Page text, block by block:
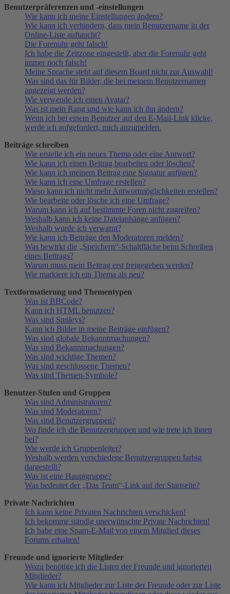
Benutzerpräferenzen und -einstellungen
Wie kann ich meine Einstellungen ändern?
Wie kann ich verhindern, dass mein Benutzername in der
Online-Liste auftaucht?
Die Forenuhr geht falsch!
Ich habe die Zeitzone eingestellt, aber die Forenuhr geht
immer noch falsch!
Meine Sprache steht auf diesem Board nicht zur Auswahl!
Was sind das für Bilder, die bei meinem Benutzernamen
angezeigt werden?
Wie verwende ich einen Avatar?
Was ist mein Rang und wie kann ich ihn ändern?
Wenn ich bei einem Benutzer auf den E-Mail-Link klicke,
werde ich aufgefordert, mich anzumelden.
Beiträge schreiben
Wie erstelle ich ein neues Thema oder eine Antwort?
Wie kann ich einen Beitrag bearbeiten oder löschen?
Wie kann ich meinem Beitrag eine Signatur anfügen?
Wie kann ich eine Umfrage erstellen?
Wieso kann ich nicht mehr Antwortmöglichkeiten erstellen?
Wie bearbeite oder lösche ich eine Umfrage?
Warum kann ich auf bestimmte Foren nicht zugreifen?
Weshalb kann ich keine Dateianhänge anfügen?
Weshalb wurde ich verwarnt?
Wie kann ich Beiträge den Moderatoren melden?
Was bewirkt die „Speichern“-Schaltfläche beim Schreiben
eines Beitrags?
Warum muss mein Beitrag erst freigegeben werden?
Wie markiere ich ein Thema als neu?
Textformatierung und Thementypen
Was ist BBCode?
Kann ich HTML benutzen?
Was sind Smileys?
Kann ich Bilder in meine Beiträge einfügen?
Was sind globale Bekanntmachungen?
Was sind Bekanntmachungen?
Was sind wichtige Themen?
Was sind geschlossene Themen?
Was sind Themen-Symbole?
Benutzer-Stufen und Gruppen
Was sind Administratoren?
Was sind Moderatoren?
Was sind Benutzergruppen?
Wo finde ich die Benutzergruppen und wie trete ich ihnen
bei?
Wie werde ich Gruppenleiter?
Weshalb werden verschiedene Benutzergruppen farbig
dargestellt?
Was ist eine Hauptgruppe?
Was bedeutet der „Das Team“-Link auf der Startseite?
Private Nachrichten
Ich kann keine Privaten Nachrichten verschicken!
Ich bekomme ständig unerwünschte Private Nachrichten!
Ich habe eine Spam-E-Mail von einem Mitglied dieses
Forums erhalten!
Freunde und ignorierte Mitglieder
Wozu benötige ich die Listen der Freunde und ignorierten
Mitglieder?
Wie kann ich Mitglieder zur Liste der Freunde oder zur Liste